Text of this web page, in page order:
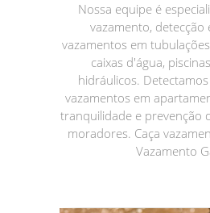
Nossa equipe é
vazamento, detecção
vazamentos em
caixas d'água,
hidráulicos.
vazamentos em
tranquilidade e prevenção
moradores. Caça
Vazamento